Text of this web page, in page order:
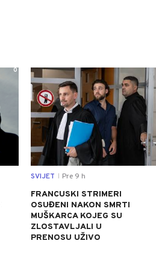
0
SVIJET Pre 9 h
FRANCUSKI STRIMERI
OSUĐENI NAKON SMRTI
MUŠKARCA KOJEG SU
ZLOSTAVLJALI U
PRENOSU UŽIVO